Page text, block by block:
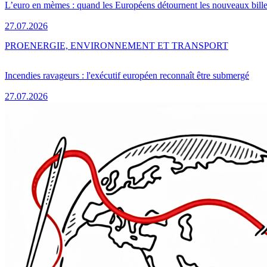
L’euro en mèmes : quand les Européens détournent les nouveaux
27.07.2026
Incendies ravageurs : l'exécutif européen reconnaît être submergé
27.07.2026
PROENERGIE, ENVIRONNEMENT ET TRANSPORT